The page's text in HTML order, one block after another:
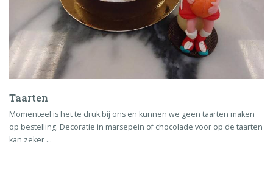
Taarten
Momenteel is het te druk bij ons en kunnen we geen taarten maken
op bestelling. Decoratie in marsepein of chocolade voor op de taarten
kan zeker …